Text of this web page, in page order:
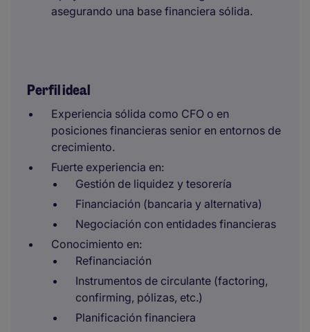
asegurando una base financiera sólida.
Perfil ideal
Experiencia sólida como CFO o en
posiciones financieras senior en entornos de
crecimiento.
Fuerte experiencia en:
Gestión de liquidez y tesorería
Financiación (bancaria y alternativa)
Negociación con entidades financieras
Conocimiento en:
Refinanciación
Instrumentos de circulante (factoring,
confirming, pólizas, etc.)
Planificación financiera